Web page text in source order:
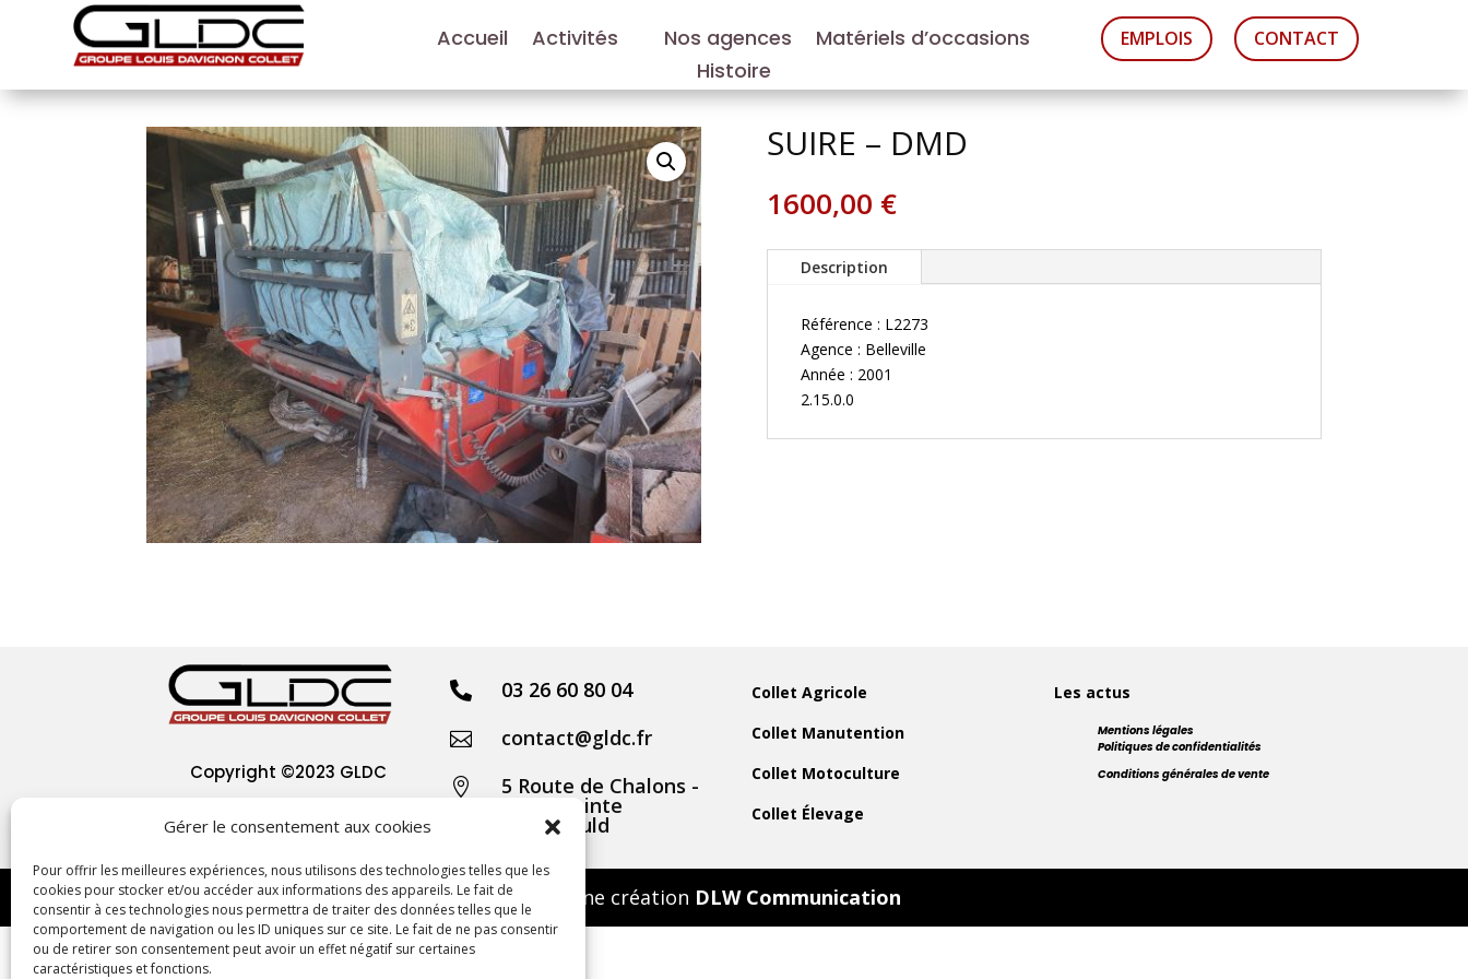
Gérer le consentement aux cookies
Pour offrir les meilleures expériences, nous utilisons des technologies telles que les
cookies pour stocker et/ou accéder aux informations des appareils. Le fait de
consentir à ces technologies nous permettra de traiter des données telles que le
comportement de navigation ou les ID uniques sur ce site. Le fait de ne pas consentir
ou de retirer son consentement peut avoir un effet négatif sur certaines
caractéristiques et fonctions.
Accueil Activités Nos agences
Matériels d’occasions
Histoire
EMPLOIS CONTACT
SUIRE – DMD
1600,00 €
Description
Référence : L2273
Agence : Belleville
Année : 2001
2.15.0.0
Copyright ©2023 GLDC
 03 26 60 80 04
 contact@gldc.fr
 5 Route de Chalons -
51800 Sainte
Menehould
Collet Agricole
Collet Manutention
Collet Motoculture
Collet Élevage
Les actus
Mentions légales
Politiques de confidentialités
Conditions générales de vente
Une création DLW Communication